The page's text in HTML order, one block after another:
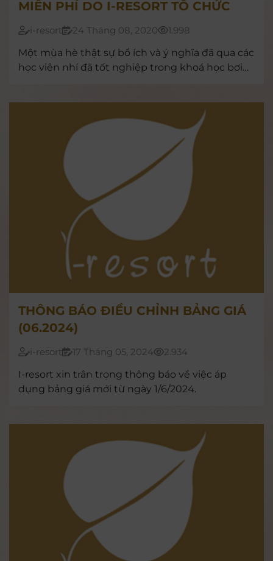
MIỄN PHÍ DO I-RESORT TỔ CHỨC
i-resort 24 Tháng 08, 2020
1.998
Một mùa hè thật sự bổ ích và ý nghĩa đã qua các
học viên nhí đã tốt nghiệp trong khoá học bơi
THÔNG BÁO ĐIỀU CHỈNH BẢNG GIÁ
(06.2024)
i-resort 17 Tháng 05, 2024
2.934
I-resort xin trân trọng thông báo về việc áp
dụng bảng giá mới từ ngày 1/6/2024.